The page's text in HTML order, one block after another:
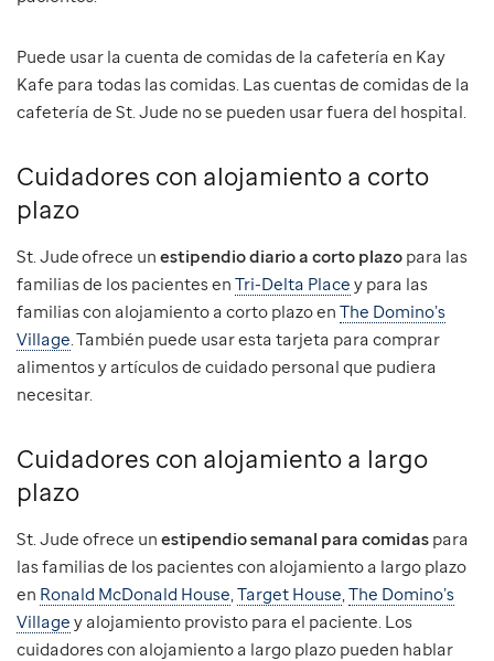
Puede usar la cuenta de comidas de la cafetería en Kay
Kafe para todas las comidas. Las cuentas de comidas de la
cafetería de St. Jude no se pueden usar fuera del hospital.
Cuidadores con alojamiento a corto
plazo
St. Jude ofrece un estipendio diario a corto plazo para las
familias de los pacientes en Tri-Delta Place y para las
familias con alojamiento a corto plazo en The Domino’s
Village . También puede usar esta tarjeta para comprar
alimentos y artículos de cuidado personal que pudiera
necesitar.
Cuidadores con alojamiento a largo
plazo
St. Jude ofrece un estipendio semanal para comidas para
las familias de los pacientes con alojamiento a largo plazo
en Ronald McDonald House Target House The Domino’s
Village y alojamiento provisto para el paciente. Los
cuidadores con alojamiento a largo plazo pueden hablar